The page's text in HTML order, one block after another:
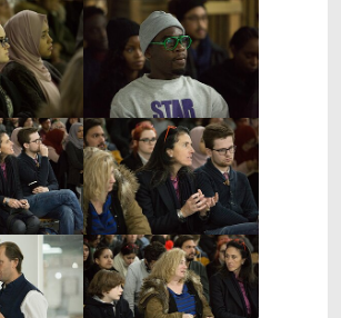
version Show larger version
version Show larger version
version Show larger version